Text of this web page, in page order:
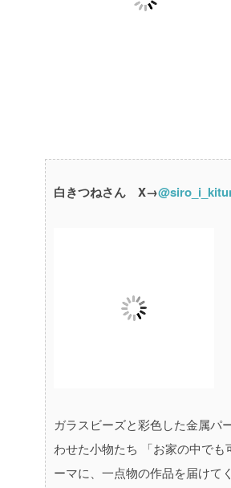
白きつねさん X→
ガラスビーズと彩色した金属パ
わせた小物たち 「お家の中で
ーマに、一点物の作品を届けて